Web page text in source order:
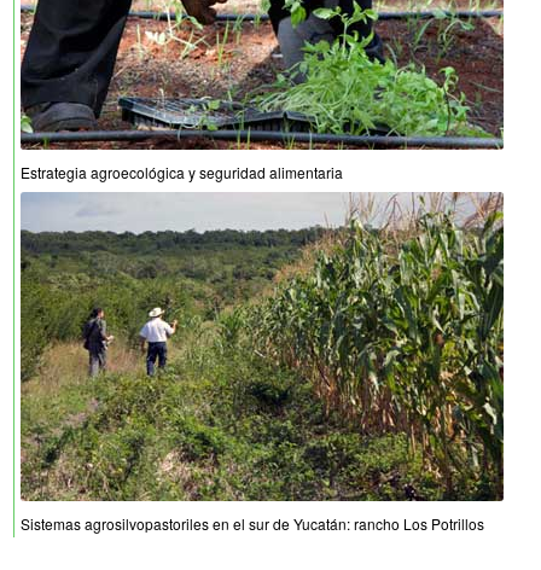
Estrategia agroecológica y seguridad alimentaria
Sistemas agrosilvopastoriles en el sur de Yucatán: rancho Los Potrillos